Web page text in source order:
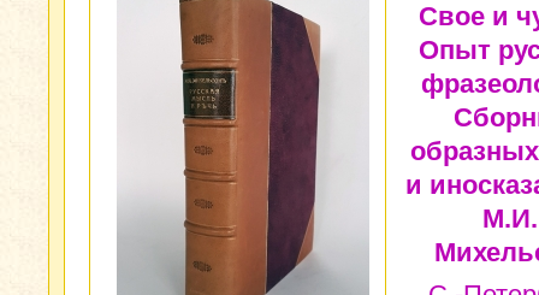
Свое и
Опыт
и
М.И.